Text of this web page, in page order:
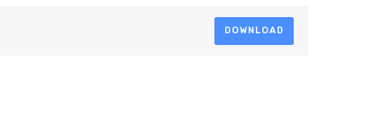
DOWNLOAD